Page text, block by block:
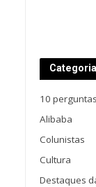
10
Alibaba
Colunistas
Cultura
Destaques